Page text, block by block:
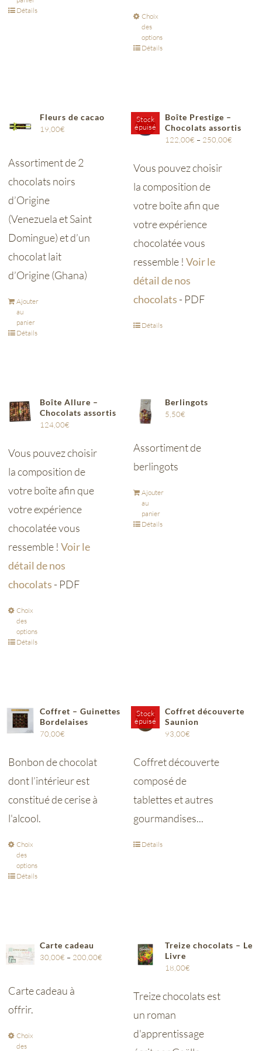
Détails
Choix
des
options
Détails
Fleurs de cacao
19,00€
Assortiment de 2
chocolats noirs
d’Origine
(Venezuela et Saint
Domingue) et d’un
chocolat lait
d’Origine (Ghana)
Ajouter
au
panier
Détails
Stock
épuisé
Boîte Prestige –
Chocolats assortis
122,00€ – 250,00€
Vous pouvez choisir
la composition de
votre boîte afin que
votre expérience
chocolatée vous
ressemble !Voir le
détail de nos
chocolats - PDF
Détails
Boîte Allure –
Chocolats assortis
124,00€
Vous pouvez choisir
la composition de
votre boîte afin que
votre expérience
chocolatée vous
ressemble !Voir le
détail de nos
chocolats - PDF
Choix
des
options
Détails
Berlingots
5,50€
Assortiment de
berlingots
Ajouter
au
panier
Détails
Coffret – Guinettes
Bordelaises
70,00€
Bonbon de chocolat
dont l’intérieur est
constitué de cerise à
l'alcool.
Choix
des
options
Détails
Stock
épuisé
Coffret découverte
Saunion
93,00€
Coffret découverte
composé de
tablettes et autres
gourmandises...
Détails
Carte cadeau
30,00€ – 200,00€
Carte cadeau à
offrir.
Choix
des
Treize chocolats – Le
Livre
18,00€
Treize chocolats est
un roman
d'apprentissage